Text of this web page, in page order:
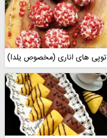
توپی های اناری (مخصوص یلدا)